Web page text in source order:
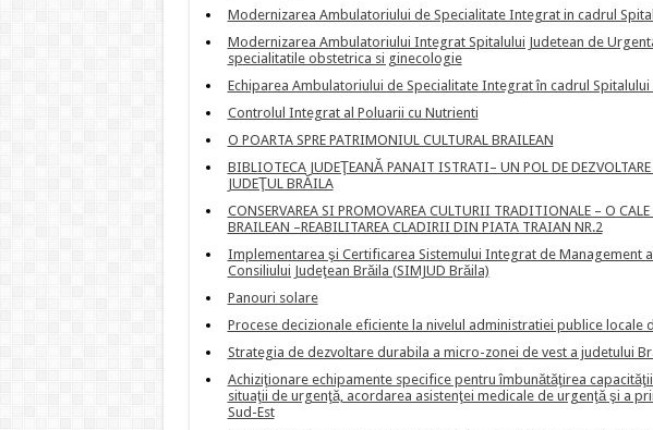
Modernizarea Ambulatoriului de Specialitate Integrat in cadrul
Modernizarea Ambulatoriului Integrat Spitalului Judetean de
specialitatile obstetrica si ginecologie
Echiparea Ambulatoriului de Specialitate Integrat în cadrul
Controlul Integrat al Poluarii cu Nutrienti
O POARTA SPRE PATRIMONIUL CULTURAL BRAILEAN
BIBLIOTECA JUDEŢEANĂ PANAIT ISTRATI– UN POL DE
JUDEŢUL BRĂILA
CONSERVAREA SI PROMOVAREA CULTURII TRADITIONALE – O
BRAILEAN –REABILITAREA CLADIRII DIN PIATA TRAIAN NR.2
Implementarea şi Certificarea Sistemului Integrat de Management
Consiliului Judeţean Brăila (SIMJUD Brăila)
Panouri solare
Procese decizionale eficiente la nivelul administratiei publice locale
Strategia de dezvoltare durabila a micro-zonei de vest a judetului
Achiziţionare echipamente specifice pentru îmbunătăţirea
situaţii de urgenţă, acordarea asistenţei medicale de urgenţă şi a
Sud-Est